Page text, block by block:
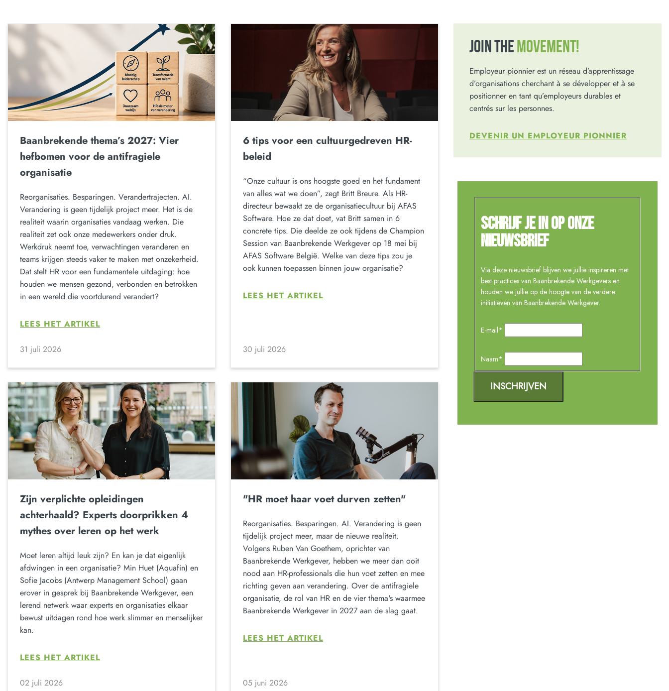
Baanbrekende thema’s 2027: Vier
hefbomen voor de antifragiele
organisatie
Reorganisaties. Besparingen. Verandertrajecten. AI.
Verandering is geen tijdelijk project meer. Het is de
realiteit waarin organisaties vandaag werken. Die
realiteit zet ook onze medewerkers onder druk.
Werkdruk neemt toe, verwachtingen veranderen en
teams krijgen steeds vaker te maken met onzekerheid.
Dat stelt HR voor een fundamentele uitdaging: hoe
houden we mensen gezond, verbonden en betrokken
in een wereld die voortdurend verandert?
LEES HET ARTIKEL
31 juli 2026
6 tips voor een cultuurgedreven HR-
beleid
“Onze cultuur is ons hoogste goed en het fundament
van alles wat we doen”, zegt Britt Breure. Als HR-
directeur bewaakt ze de organisatiecultuur bij AFAS
Software. Hoe ze dat doet, vat Britt samen in 6
concrete tips. Die deelde ze ook tijdens de Champion
Session van Baanbrekende Werkgever op 18 mei bij
AFAS Software België. Welke van deze tips zou je
ook kunnen toepassen binnen jouw organisatie?
LEES HET ARTIKEL
30 juli 2026
Zijn verplichte opleidingen
achterhaald? Experts doorprikken 4
mythes over leren op het werk
Moet leren altijd leuk zijn? En kan je dat eigenlijk
afdwingen in een organisatie? Min Huet (Aquafin) en
Sofie Jacobs (Antwerp Management School) gaan
erover in gesprek bij Baanbrekende Werkgever, een
lerend netwerk waar experts en organisaties elkaar
bewust uitdagen rond hoe werk slimmer en menselijker
kan.
LEES HET ARTIKEL
02 juli 2026
"HR moet haar voet durven zetten"
Reorganisaties. Besparingen. AI. Verandering is geen
tijdelijk project meer, maar de nieuwe realiteit.
Volgens Ruben Van Goethem, oprichter van
Baanbrekende Werkgever, hebben we meer dan ooit
nood aan HR-professionals die hun voet zetten en mee
richting geven aan verandering. Over de antifragiele
organisatie, de rol van HR en de vier thema's waarmee
Baanbrekende Werkgever in 2027 aan de slag gaat.
LEES HET ARTIKEL
05 juni 2026
JOIN THE MOVEMENT!
Employeur pionnier est un réseau d’apprentissage
d’organisations cherchant à se développer et à se
positionner en tant qu’employeurs durables et
centrés sur les personnes.
DEVENIR UN EMPLOYEUR PIONNIER